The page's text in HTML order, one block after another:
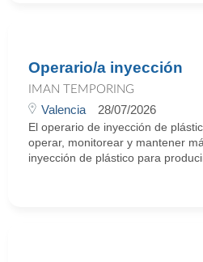
Operario/a inyección
IMAN TEMPORING
Valencia 28/07/2026
El operario de inyección de
operar, monitorear y mantener
inyección de plástico para